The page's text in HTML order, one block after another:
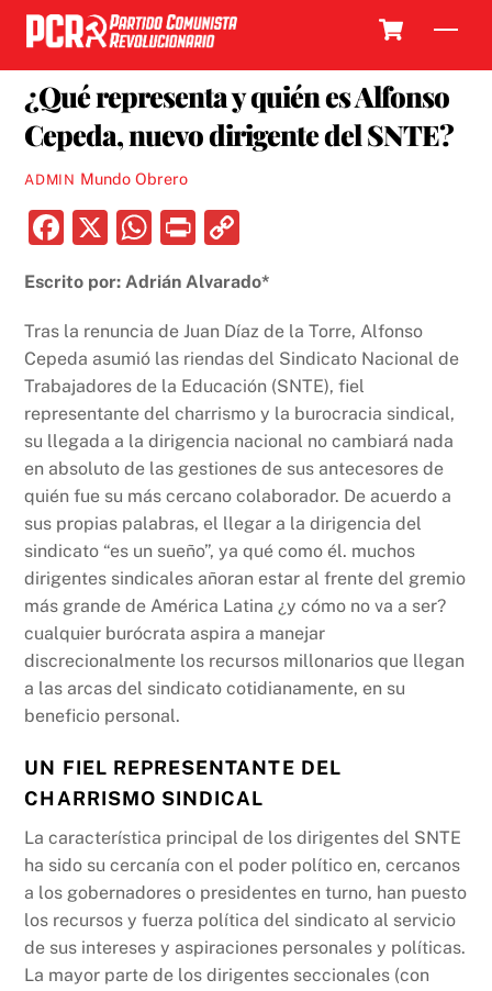
Skip
content
¿Qué representa y quién es Alfonso
Cepeda, nuevo dirigente del SNTE?
ADMIN Mundo Obrero
F
c
e
b
o
o
k
X
W
at
s
A
p
p
P
nt p
y
Li
n
k
Escrito por: Adrián Alvarado*
Tras la renuncia de Juan Díaz de la Torre, Alfonso
Cepeda asumió las riendas del Sindicato Nacional de
Trabajadores de la Educación (SNTE), fiel
representante del charrismo y la burocracia sindical,
su llegada a la dirigencia nacional no cambiará nada
en absoluto de las gestiones de sus antecesores de
quién fue su más cercano colaborador. De acuerdo a
sus propias palabras, el llegar a la dirigencia del
sindicato “es un sueño”, ya qué como él. muchos
dirigentes sindicales añoran estar al frente del gremio
más grande de América Latina ¿y cómo no va a ser?
cualquier burócrata aspira a manejar
discrecionalmente los recursos millonarios que llegan
a las arcas del sindicato cotidianamente, en su
beneficio personal.
UN FIEL REPRESENTANTE DEL
CHARRISMO SINDICAL
La característica principal de los dirigentes del SNTE
ha sido su cercanía con el poder político en, cercanos
a los gobernadores o presidentes en turno, han puesto
los recursos y fuerza política del sindicato al servicio
de sus intereses y aspiraciones personales y políticas.
La mayor parte de los dirigentes seccionales (con